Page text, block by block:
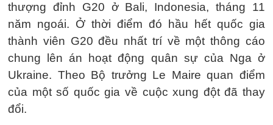
thượng đỉnh G20 ở Bali, Indonesia, tháng 11
năm ngoái. Ở thời điểm đó hầu hết quốc gia
thành viên G20 đều nhất trí về một thông cáo
chung lên án hoạt động quân sự của Nga ở
Ukraine. Theo Bộ trưởng Le Maire quan điểm
của một số quốc gia về cuộc xung đột đã thay
đổi.